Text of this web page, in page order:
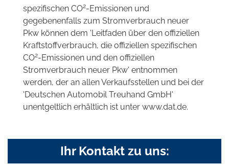
spezifischen CO2-Emissionen und
gegebenenfalls zum Stromverbrauch neuer
Pkw können dem 'Leitfaden über den offiziellen
Kraftstoffverbrauch, die offiziellen spezifischen
CO2-Emissionen und den offiziellen
Stromverbrauch neuer Pkw' entnommen
werden, der an allen Verkaufsstellen und bei der
'Deutschen Automobil Treuhand GmbH'
unentgeltlich erhältlich ist unter www.dat.de.
Ihr Kontakt zu uns: